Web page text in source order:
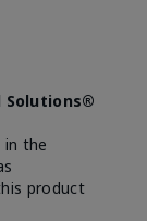
Solutions®
in the
product